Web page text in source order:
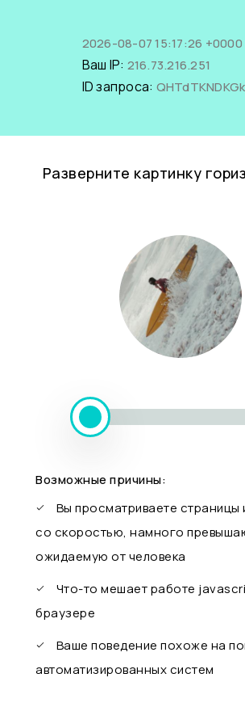
2026-08-07 15:17:26 +0000
Ваш IP: 216.73.216.251
ID запроса:
Разверните картинку
Возможные причины:
Вы просматриваете страницы
со скоростью, намного
ожидаемую от человека
Что-то мешает работе
браузере
Ваше поведение похоже на
автоматизированных систем